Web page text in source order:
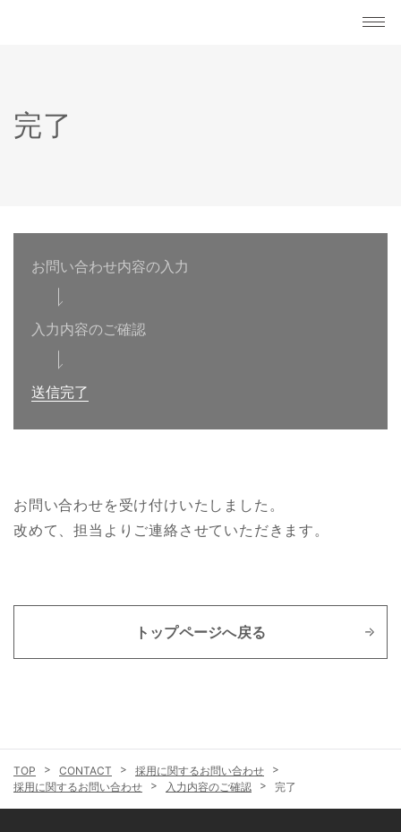
完了
お問い合わせ内容の入力
入力内容のご確認
送信完了
お問い合わせを受け付けいたしました。
改めて、担当よりご連絡させていただきます。
トップページへ戻る
CONTACT
採用に関するお問い合わせ
採用に関するお問い合わせ
入力内容のご確認 完了